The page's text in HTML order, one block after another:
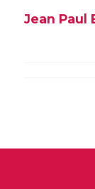
Jean Paul